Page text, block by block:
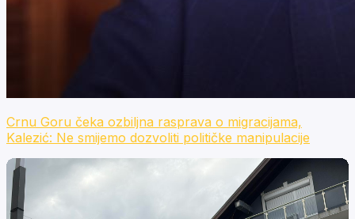
Crnu Goru čeka ozbiljna rasprava o migracijama,
Kalezić: Ne smijemo dozvoliti političke manipulacije